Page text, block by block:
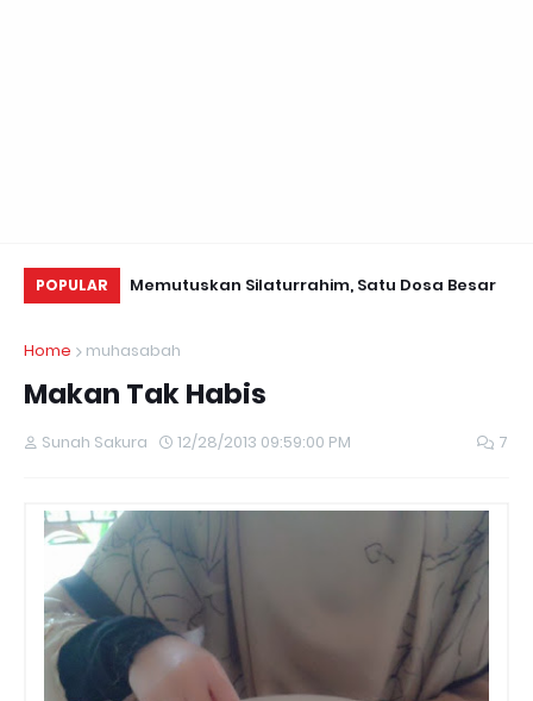
POPULAR
Valentine~ Memutuskan Silaturrahim, Satu Dosa Besar
Home
muhasabah
Makan Tak Habis
Sunah Sakura 12/28/2013 09:59:00 PM 7